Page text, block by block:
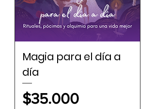
Magia para el día a
día
Price
$35.000